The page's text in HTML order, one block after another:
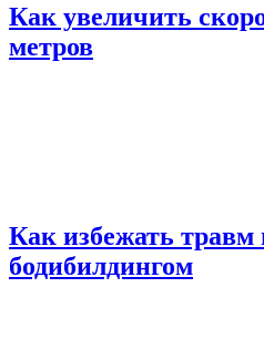
Как увеличить
метров
Как избежать травм
бодибилдингом